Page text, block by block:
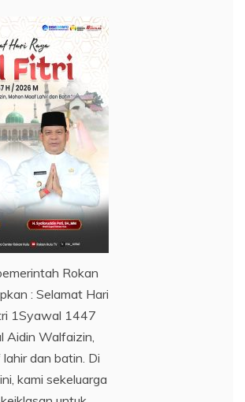
Rokan
: Selamat Hari
1Syawal 1447
Aidin Walfaizin,
dan batin. Di
kami sekeluarga